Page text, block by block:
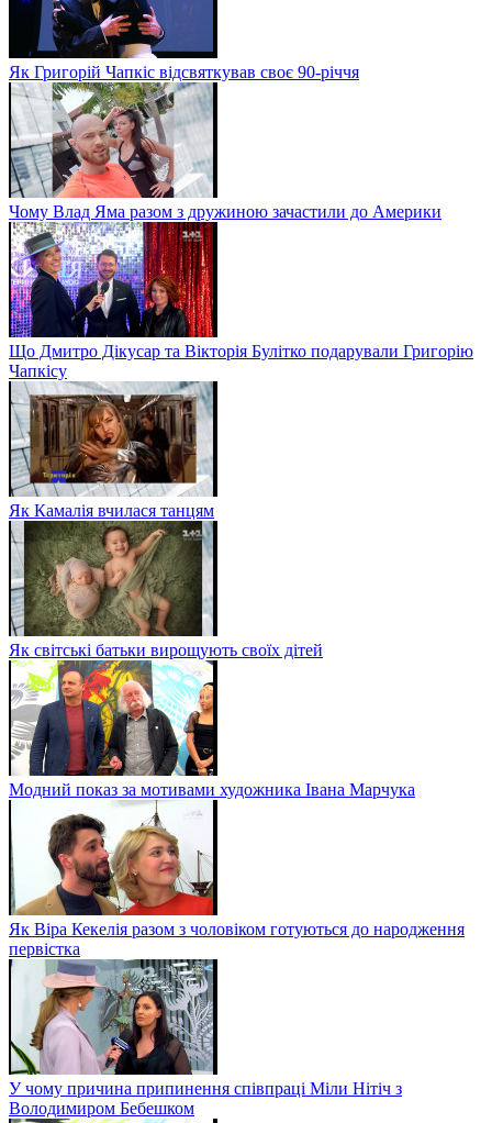
Як Григорій Чапкіс відсвяткував своє 90-річчя
Чому Влад Яма разом з дружиною зачастили до Америки
Що Дмитро Дікусар та Вікторія Булітко подарували Григорію
Чапкісу
Як Камалія вчилася танцям
Як світські батьки вирощують своїх дітей
Модний показ за мотивами художника Івана Марчука
Як Віра Кекелія разом з чоловіком готуються до народження
первістка
У чому причина припинення співпраці Міли Нітіч з
Володимиром Бебешком